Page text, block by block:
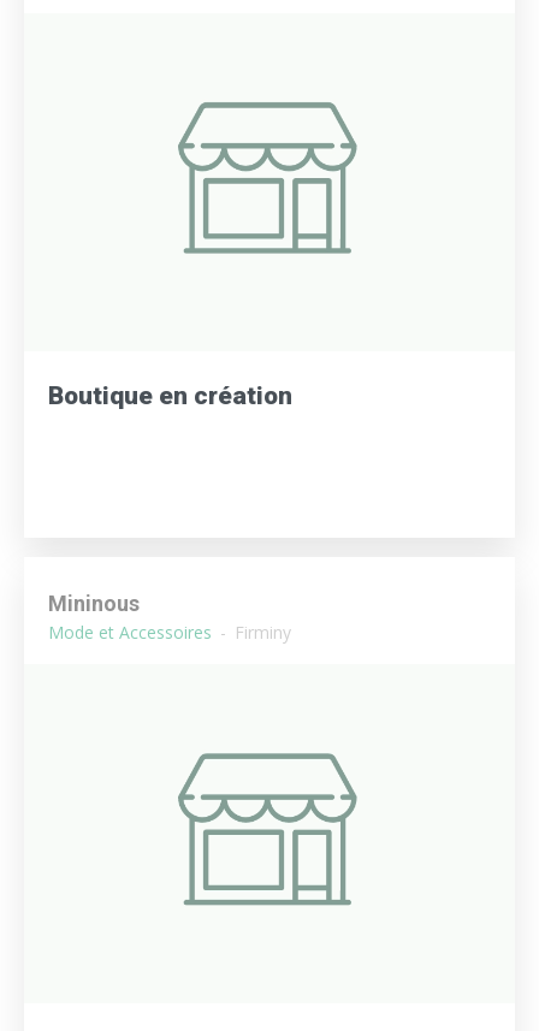
Boutique en création
Mininous
Mode et Accessoires Firminy